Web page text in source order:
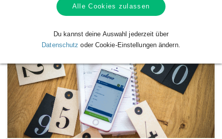
VerfügbareKalendervonSandra
Alle Cookies zulassen
Du kannst deine Auswahl jederzeit über
Datenschutz oder Cookie-Einstellungen ändern.